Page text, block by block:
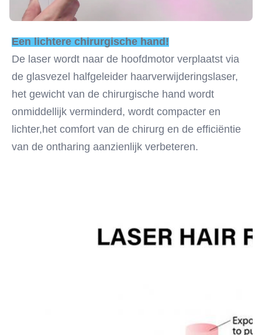
Een lichtere chirurgische hand!
De laser wordt naar de hoofdmotor verplaatst via
de glasvezel halfgeleider haarverwijderingslaser,
het gewicht van de chirurgische hand wordt
onmiddellijk verminderd, wordt compacter en
lichter,het comfort van de chirurg en de efficiëntie
van de ontharing aanzienlijk verbeteren.